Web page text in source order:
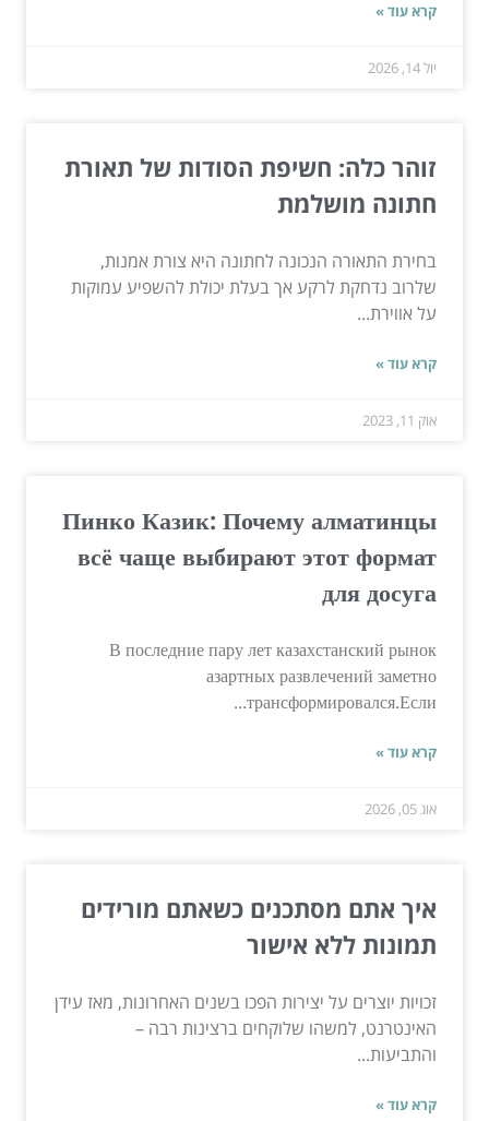
קרא עוד »
יול 14, 2026
זוהר כלה: חשיפת הסודות של תאורת
חתונה מושלמת
בחירת התאורה הנכונה לחתונה היא צורת אמנות,
שלרוב נדחקת לרקע אך בעלת יכולת להשפיע עמוקות
על אווירת...
קרא עוד »
אוק 11, 2023
Пинко Казик: Почему алматинцы
всё чаще выбирают этот формат
для досуга
В последние пару лет казахстанский рынок
азартных развлечений заметно
трансформировался.Если...
קרא עוד »
אוג 05, 2026
איך אתם מסתכנים כשאתם מורידים
תמונות ללא אישור
זכויות יוצרים על יצירות הפכו בשנים האחרונות, מאז עידן
האינטרנט, למשהו שלוקחים ברצינות רבה –
והתביעות...
קרא עוד »